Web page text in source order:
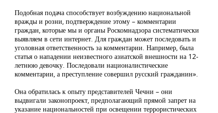
Подобная подача способствует возбуждению национальной
вражды и розни, подтверждение этому – комментарии
граждан, которые мы и органы Роскомнадзора систематически
выявляем в сети интернет. Для граждан может последовать и
уголовная ответственность за комментарии. Например, была
статья о нападении неизвестного азиатской внешности на 12-
летнюю девочку. Последовали националистические
комментарии, а преступление совершил русский гражданин».
Она обратилась к опыту представителей Чечни – они
выдвигали законопроект, предполагающий прямой запрет на
указание национальностей при освещении террористических